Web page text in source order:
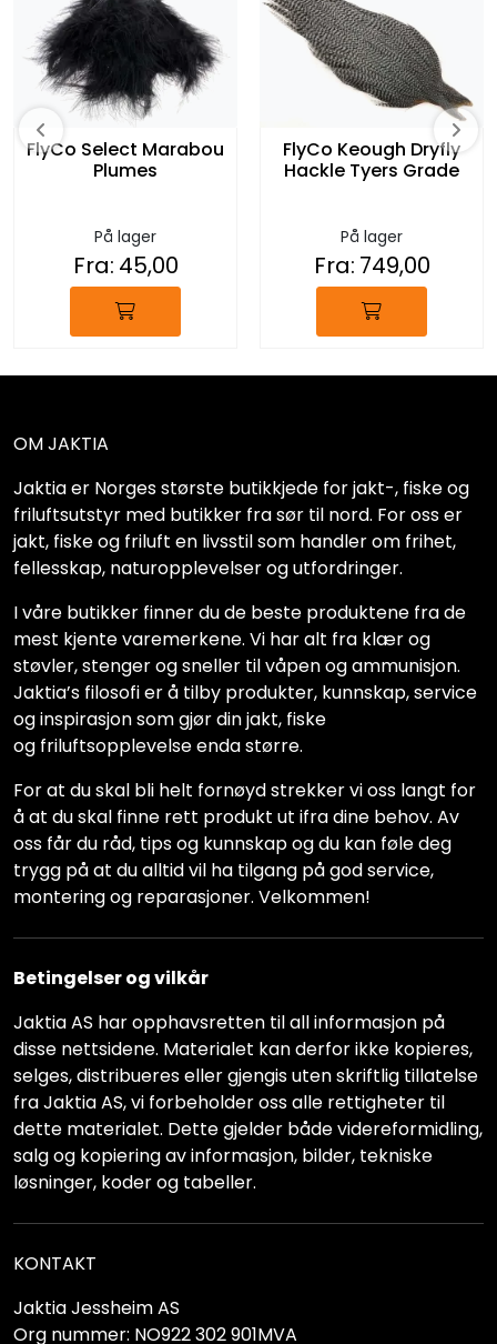
FlyCo Select Marabou
Plumes
På lager
Fra: 45,00
FlyCo Keough Dryfly
Hackle Tyers Grade
På lager
Fra: 749,00
OM JAKTIA
Jaktia er Norges største butikkjede for jakt-, fiske og
friluftsutstyr med butikker fra sør til nord. For oss er
jakt, fiske og friluft en livsstil som handler om frihet,
fellesskap, naturopplevelser og utfordringer.
I våre butikker finner du de beste produktene fra de
mest kjente varemerkene. Vi har alt fra klær og
støvler, stenger og sneller til våpen og ammunisjon.
Jaktia’s filosofi er å tilby produkter, kunnskap, service
og inspirasjon som gjør din jakt, fiske
og friluftsopplevelse enda større.
For at du skal bli helt fornøyd strekker vi oss langt for
å at du skal finne rett produkt ut ifra dine behov. Av
oss får du råd, tips og kunnskap og du kan føle deg
trygg på at du alltid vil ha tilgang på god service,
montering og reparasjoner. Velkommen!
Betingelser og vilkår
Jaktia AS har opphavsretten til all informasjon på
disse nettsidene. Materialet kan derfor ikke kopieres,
selges, distribueres eller gjengis uten skriftlig tillatelse
fra Jaktia AS, vi forbeholder oss alle rettigheter til
dette materialet. Dette gjelder både videreformidling,
salg og kopiering av informasjon, bilder, tekniske
løsninger, koder og tabeller.
KONTAKT
Jaktia Jessheim AS
Org nummer: NO922 302 901MVA